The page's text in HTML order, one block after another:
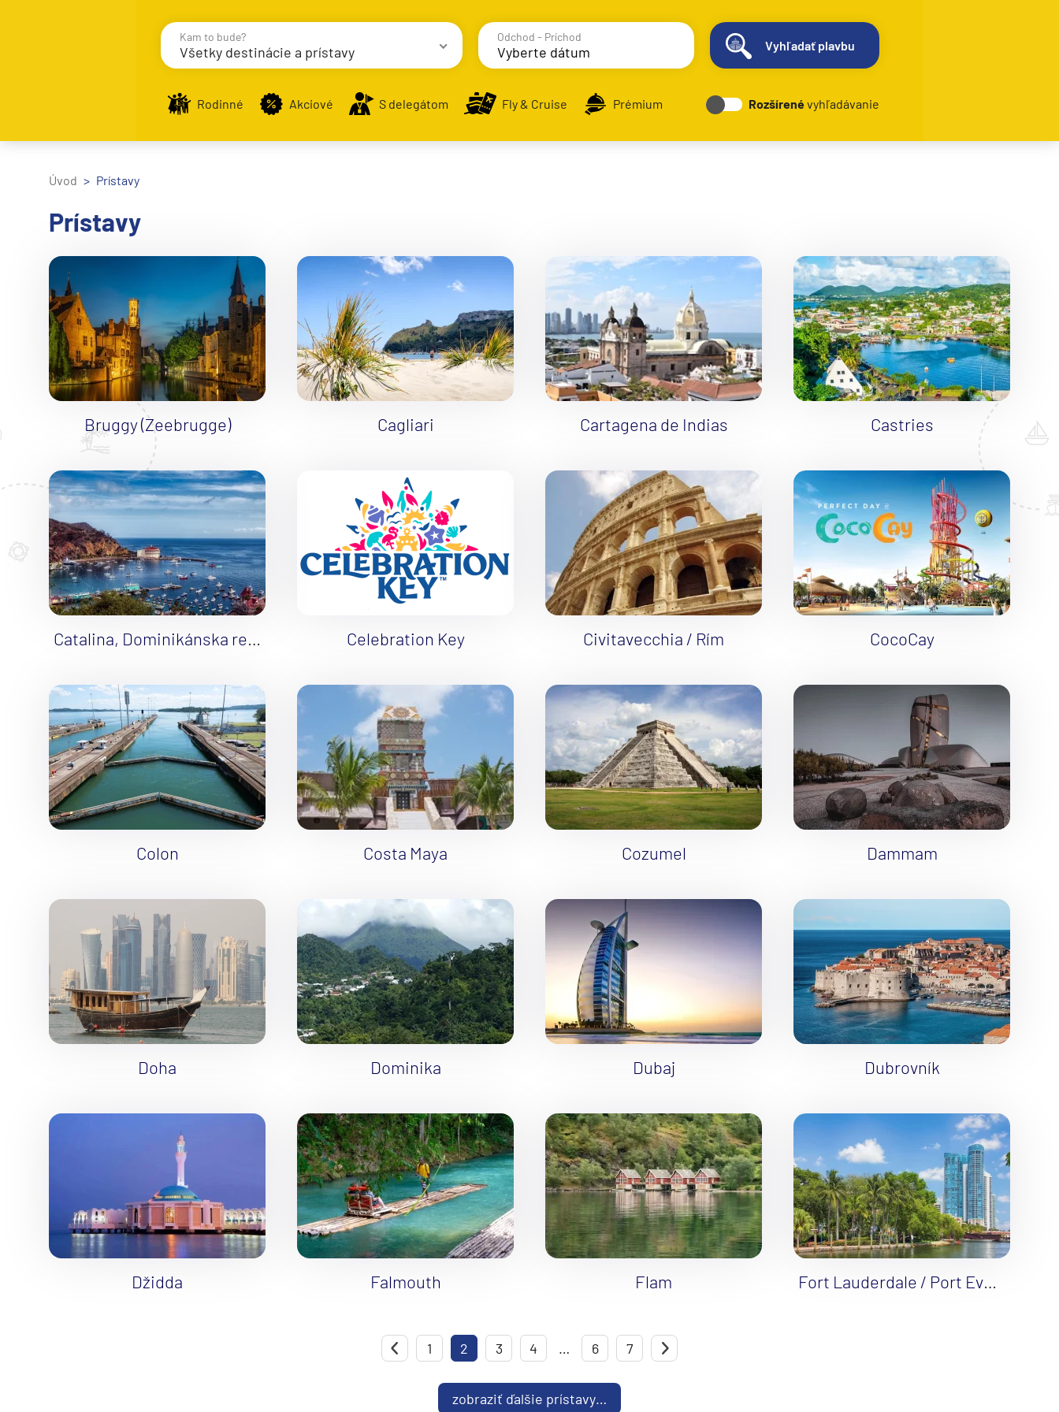
Kam to bude?
Všetky destinácie a prístavy
Destinácie Prístavy
Východné Stredomorie
Západné Stredomorie
Severná Európa
Grónsko
Island
Nórske fjordy
Nórske fjordy a Pobaltie
Severná Európa
Severozápadná Európa
Britské ostrovy a Írsko
Pobrežie Európy
Severozápadná Európa
Kanárske ostrovy, Madeira a Maroko
Azorské ostrovy
Kanárske ostrovy a Madeira
Karibik a Stredná Amerika
Bahamy
Bermudy
Južný Karibik
Kalifornia a Mexiko
Karibik a Stredná Amerika
Západný Karibik
Aljaška
Kanada a Nové Anglicko
Západné pobrežie USA
Južná Amerika
Červené more
Emiráty a Perzský záliv
India
Japonsko
Odchod - Príchod
Vyhľadať plavbu
Rodinné Akciové S delegátom Fly & Cruise Prémium Rozšírenévyhľadávanie
Úvod Prístavy
Prístavy
Bruggy (Zeebrugge) Cagliari Cartagena de Indias Castries
Catalina, Dominikánska republika Celebration Key Civitavecchia / Rím CocoCay
Colon Costa Maya Cozumel Dammam
Doha Dominika Dubaj Dubrovník
Džidda Falmouth Flam Fort Lauderdale / Port Everglades
Predchádzajúca strana
1 2 3 4 … 6 7
zobraziť ďalšie prístavy…